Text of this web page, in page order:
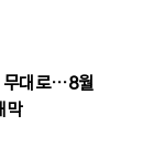
무대로…8월
막